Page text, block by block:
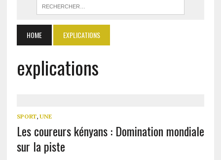
HOME EXPLICATIONS
explications
SPORT, UNE
Les coureurs kényans : Domination mondiale
sur la piste